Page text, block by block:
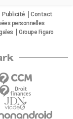
Publicité
Contact
personnelles
Groupe Figaro